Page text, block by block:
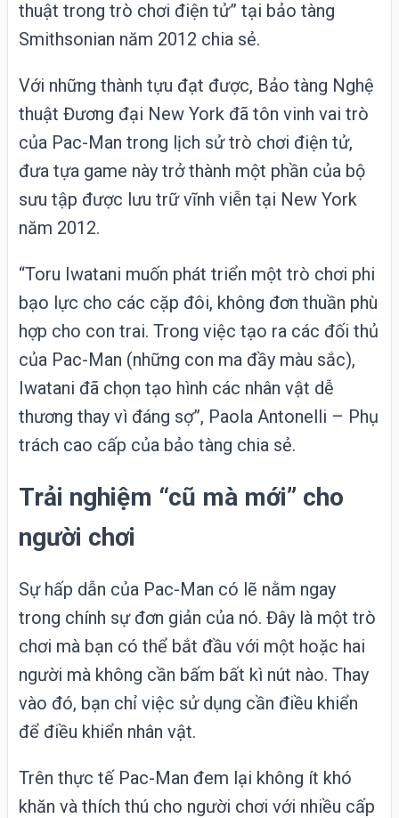
thuật trong trò chơi điện tử” tại bảo tàng
Smithsonian năm 2012 chia sẻ.
Với những thành tựu đạt được, Bảo tàng Nghệ
thuật Đương đại New York đã tôn vinh vai trò
của Pac-Man trong lịch sử trò chơi điện tử,
đưa tựa game này trở thành một phần của bộ
sưu tập được lưu trữ vĩnh viễn tại New York
năm 2012.
“Toru Iwatani muốn phát triển một trò chơi phi
bạo lực cho các cặp đôi, không đơn thuần phù
hợp cho con trai. Trong việc tạo ra các đối thủ
của Pac-Man (những con ma đầy màu sắc),
Iwatani đã chọn tạo hình các nhân vật dễ
thương thay vì đáng sợ”, Paola Antonelli – Phụ
trách cao cấp của bảo tàng chia sẻ.
Trải nghiệm “cũ mà mới” cho
người chơi
Sự hấp dẫn của Pac-Man có lẽ nằm ngay
trong chính sự đơn giản của nó. Đây là một trò
chơi mà bạn có thể bắt đầu với một hoặc hai
người mà không cần bấm bất kì nút nào. Thay
vào đó, bạn chỉ việc sử dụng cần điều khiển
để điều khiển nhân vật.
Trên thực tế Pac-Man đem lại không ít khó
khăn và thích thú cho người chơi với nhiều cấp